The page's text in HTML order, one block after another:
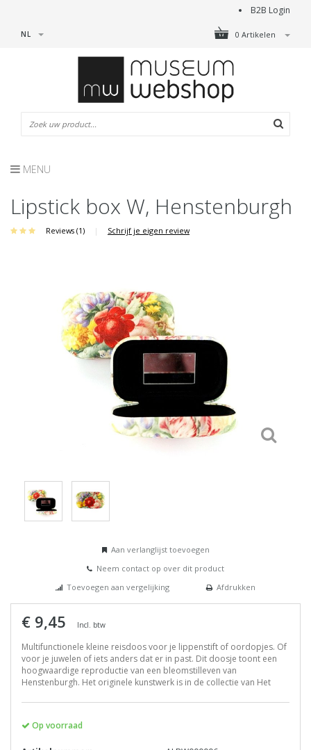
B2B Login
0 Artikelen
NL
MENU
Lipstick box W, Henstenburgh
Reviews (1) | Schrijf je eigen review
Aan verlanglijst toevoegen
Neem contact op over dit product
Toevoegen aan vergelijking
Afdrukken
€ 9,45 Incl. btw
Multifunctionele kleine reisdoos voor je lippenstift of oordopjes. Of
voor je juwelen of iets anders dat er in past. Dit doosje toont een
hoogwaardige reproductie van een bleomstilleven van
Henstenburgh. Het originele kunstwerk is in de collectie van Het
Op voorraad